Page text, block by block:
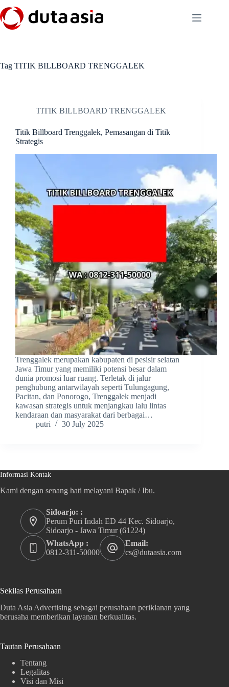
to
content
Tag TITIK BILLBOARD TRENGGALEK
TITIK BILLBOARD TRENGGALEK
Titik Billboard Trenggalek, Pemasangan di Titik
Strategis
Trenggalek merupakan kabupaten di pesisir selatan
Jawa Timur yang memiliki potensi besar dalam
dunia promosi luar ruang. Terletak di jalur
penghubung antarwilayah seperti Tulungagung,
Pacitan, dan Ponorogo, Trenggalek menjadi
kawasan strategis untuk menjangkau lalu lintas
kendaraan dan masyarakat dari berbagai…
putri
30 July 2025
Informasi Kontak
Kami dengan senang hati melayani Bapak / Ibu.
Sidoarjo: :
Perum Puri Indah ED 44 Kec. Sidoarjo,
Sidoarjo - Jawa Timur (61224)
WhatsApp :
0812-311-50000
Email:
cs@dutaasia.com
Sekilas Perusahaan
Duta Asia Advertising sebagai perusahaan periklanan yang
berusaha memberikan layanan berkualitas.
Tautan Perusahaan
Tentang
Legalitas
Visi dan Misi